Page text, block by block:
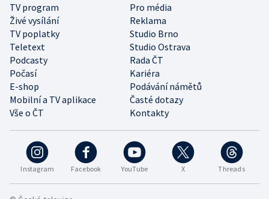
Instagram Facebook YouTube X Threads
TV program
Pro média
Živé vysílání
Reklama
TV poplatky
Studio Brno
Teletext
Studio Ostrava
Podcasty
Rada ČT
Počasí
Kariéra
E-shop
Podávání námětů
Mobilní a TV aplikace
Časté dotazy
Vše o ČT
Kontakty